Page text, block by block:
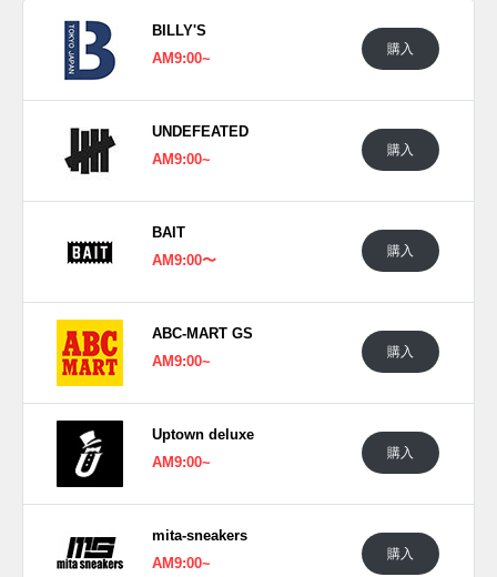
BILLY'S
AM9:00~
購入
UNDEFEATED
AM9:00~
購入
BAIT
AM9:00〜
購入
ABC-MART GS
AM9:00~
購入
Uptown deluxe
AM9:00~
購入
mita-sneakers
AM9:00~
購入